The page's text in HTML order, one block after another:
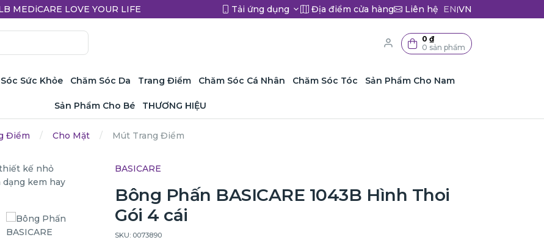
MEDiCARE LOVE YOUR LIFE Tải ứng dụng Địa điểm cửa hàng Liên hệ EN|VN
0 ₫
0 sản phẩm
Sức Khỏe Chăm Sóc Da Trang Điểm Chăm Sóc Cá Nhân Chăm Sóc Tóc Sản Phẩm Cho Nam
Sản Phẩm Cho Bé THƯƠNG HIỆU
Điểm Cho Mặt Mút Trang Điểm
BASICARE
Bông Phấn BASICARE 1043B Hình Thoi
Gói 4 cái
SKU: 0073890